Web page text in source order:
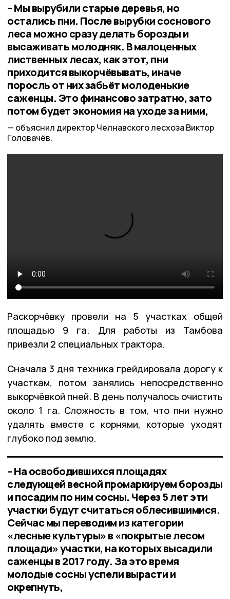
– Мы вырубили старые деревья, но
остались пни. После вырубки соснового
леса можно сразу делать борозды и
высаживать молодняк. В малоценных
лиственных лесах, как этот, пни
приходится выкорчёвывать, иначе
поросль от них забьёт молоденькие
саженцы. Это финансово затратно, зато
потом будет экономия на уходе за ними,
объяснил директор Челнавского лесхоза Виктор
Головачёв.
Раскорчёвку провели на 5 участках общей
площадью 9 га. Для работы из Тамбова
привезли 2 специальных трактора.
Сначала 3 дня техника грейдировала дорогу к
участкам, потом занялись непосредственно
выкорчёвкой пней. В день получалось очистить
около 1 га. Сложность в том, что пни нужно
удалять вместе с корнями, которые уходят
глубоко под землю.
– На освободившихся площадях
следующей весной промаркируем борозды
и посадим по ним сосны. Через 5 лет эти
участки будут считаться облесившимися.
Сейчас мы переводим из категории
«лесные культуры» в «покрытые лесом
площади» участки, на которых высадили
саженцы в 2017 году. За это время
молодые сосны успели вырасти и
окрепнуть,